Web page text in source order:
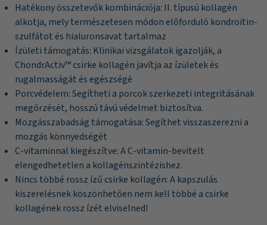
Hatékony összetevők kombinációja: II. típusú kollagén
alkotja, mely természetesen módon előforduló kondroitin-
szulfátot és hialuronsavat tartalmaz
Ízületi támogatás: Klinikai vizsgálatok igazolják, a
ChondrActiv™ csirke kollagén javítja az ízületek és
rugalmasságát és egészségé
Porcvédelem: Segítheti a porcok szerkezeti integritásának
megőrzését, hosszú távú védelmet biztosítva.
Mozgásszabadság támogatása: Segíthet visszaszerezni a
mozgás könnyedségét
C-vitaminnal kiegészítve: A C-vitamin-bevitelt
elengedhetetlen a kollagénszintézishez.
Nincs többé rossz ízű csirke kollagén: A kapszulás
kiszerelésnek köszönhetően nem kell többé a csirke
kollagének rossz ízét elviselned!